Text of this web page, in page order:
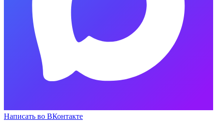
Написать во ВКонтакте